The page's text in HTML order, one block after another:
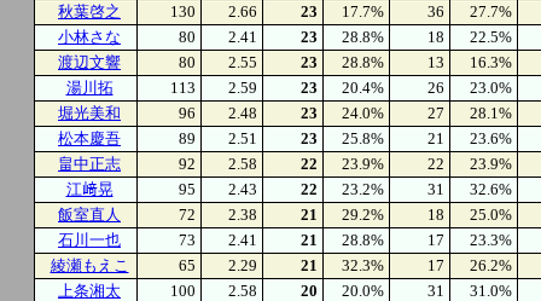
秋葉啓之
130 2.66 23 17.7% 36
27.7%
小林さな
80 2.41 23 28.8% 18
22.5%
渡辺文響
80 2.55 23 28.8% 13
16.3%
湯川拓
113 2.59 23 20.4% 26
23.0%
堀光美和
96 2.48 23 24.0% 27
28.1%
松本慶吾
89 2.51 23 25.8% 21
23.6%
畠中正志
92 2.58 22 23.9% 22
23.9%
江﨑晃
95 2.43 22 23.2% 31
32.6%
飯室直人
72 2.38 21 29.2% 18
25.0%
石川一也
73 2.41 21 28.8% 17
23.3%
綾瀬もえこ
65 2.29 21 32.3% 17
26.2%
上条湘太
100 2.58 20 20.0% 31
31.0%